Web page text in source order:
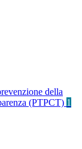
della
(PTPCT) 1